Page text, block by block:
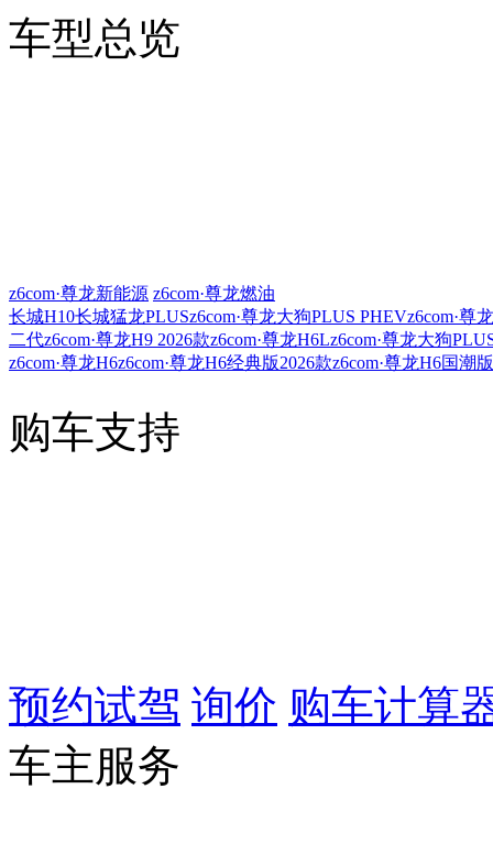
车型总览
z6com·尊龙新能源 z6com·尊龙燃油
长城H10长城猛龙PLUSz6com·尊龙大狗PLUS PHEVz6com·尊
二代z6com·尊龙H9 2026款z6com·尊龙H6Lz6com·尊龙大狗
z6com·尊龙H6z6com·尊龙H6经典版2026款z6com·尊龙H6国潮版
购车支持
预约试驾 询价 购车计算
车主服务